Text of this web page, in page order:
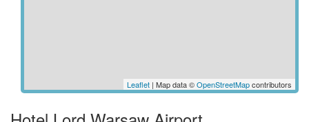
Leaflet | Map data ©OpenStreetMapcontributors